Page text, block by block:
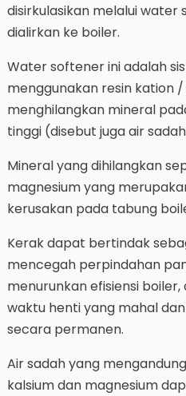
disirkulasikan melalui water
dialirkan ke boiler.
Water softener ini adalah
menggunakan resin kation
menghilangkan mineral
tinggi (disebut juga air
Mineral yang dihilangkan
magnesium yang
kerusakan pada tabung
Kerak dapat bertindak
mencegah perpindahan
menurunkan efisiensi
waktu henti yang mahal
secara permanen.
Air sadah yang
kalsium dan magnesium